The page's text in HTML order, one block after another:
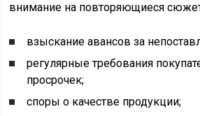
внимание на повторяющиеся
взыскание авансов за
регулярные требования
просрочек;
споры о качестве продукции;